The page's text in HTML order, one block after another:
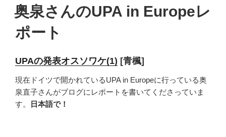
稿
日:
奥泉さんのUPA in Europeレ
ポート
UPAの発表オスソワケ(1) [青楓]
現在ドイツで開かれているUPA in Europeに行っている奥
泉直子さんがブログにレポートを書いてくださっていま
す。
日本語で！